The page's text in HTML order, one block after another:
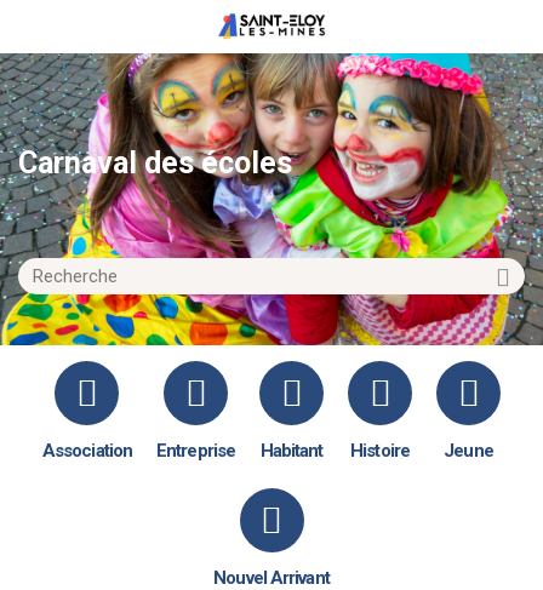
Carnaval des écoles
Association Entreprise Habitant Histoire Jeune
Nouvel Arrivant